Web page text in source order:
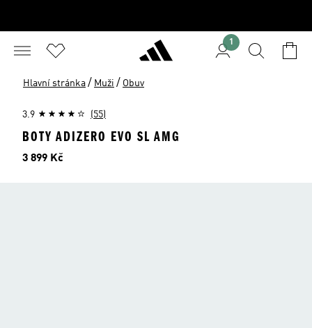
1
Hlavní stránka / Muži / Obuv
3.9 (55)
BOTY ADIZERO EVO SL AMG
Cena
3 899 Kč